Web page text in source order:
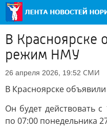
В Красноярске
режим НМУ
26 апреля 2026, 19:52 СМИ
В Красноярске
Он будет действовать с
по 07:00 понедельника